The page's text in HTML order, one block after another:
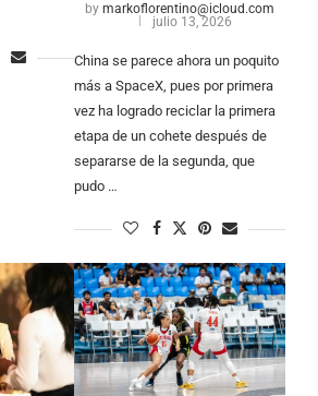
by markoflorentino@icloud.com
julio 13, 2026
China se parece ahora un poquito
más a SpaceX, pues por primera
vez ha logrado reciclar la primera
etapa de un cohete después de
separarse de la segunda, que
pudo …